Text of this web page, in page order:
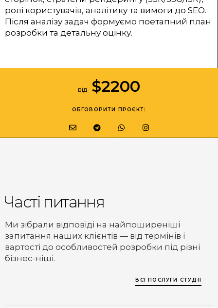
ролі користувачів, аналітику та вимоги до SEO.
Після аналізу задач формуємо поетапний план
розробки та детальну оцінку.
від $2200
ОБГОВОРИТИ ПРОЄКТ:
Часті питання
Ми зібрали відповіді на найпоширеніші
запитання наших клієнтів — від термінів і
вартості до особливостей розробки під різні
бізнес-ніші.
ВСІ ПОСЛУГИ СТУДІЇ